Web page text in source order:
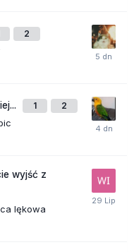
2
1 2
wyjść z
lękowa